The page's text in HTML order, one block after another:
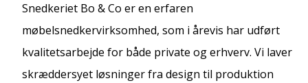
Snedkeriet Bo & Co er en erfaren
møbelsnedkervirksomhed, som i årevis har udført
kvalitetsarbejde for både private og erhverv. Vi laver
skræddersyet løsninger fra design til produktion